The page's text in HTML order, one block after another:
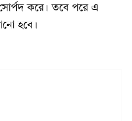
করে। তবে পরে এ
হবে।